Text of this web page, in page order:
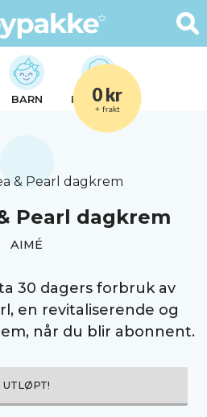
BARN FORELDRE
0 kr
+ frakt
Pearl dagkrem
AIMÉ
30 dagers forbruk av
en revitaliserende og
når du blir abonnent.
UTLØPT!